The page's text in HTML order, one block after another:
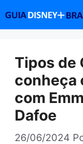
conteúdo
Tipos de
conheça
com
Dafoe
26/06/2024